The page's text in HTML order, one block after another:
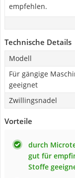
empfehlen.
Technische Details
Modell
Für gängige
geeignet
Zwillingsnadel
Vorteile
durch
gut für
Stoffe